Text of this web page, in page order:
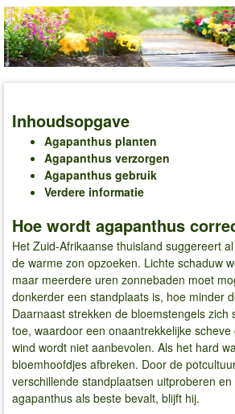
Inhoudsopgave
Agapanthus planten
Agapanthus verzorgen
Agapanthus gebruik
Verdere informatie
Hoe wordt agapanthus
Het Zuid-Afrikaanse thuisland suggereert
de warme zon opzoeken. Lichte schaduw
maar meerdere uren zonnebaden moet
donkerder een standplaats is, hoe minder
Daarnaast strekken de bloemstengels zich
toe, waardoor een onaantrekkelijke
wind wordt niet aanbevolen. Als het hard
bloemhoofdjes afbreken. Door de
verschillende standplaatsen uitproberen
agapanthus als beste bevalt, blijft hij.